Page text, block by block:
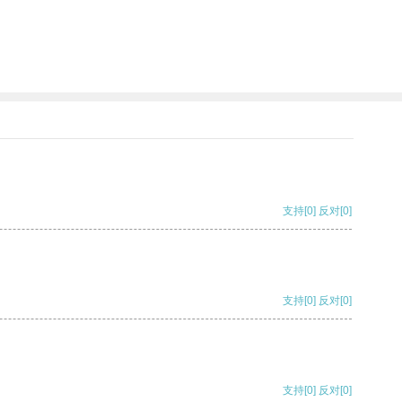
支持[0] 反对[0]
支持[0] 反对[0]
支持[0] 反对[0]